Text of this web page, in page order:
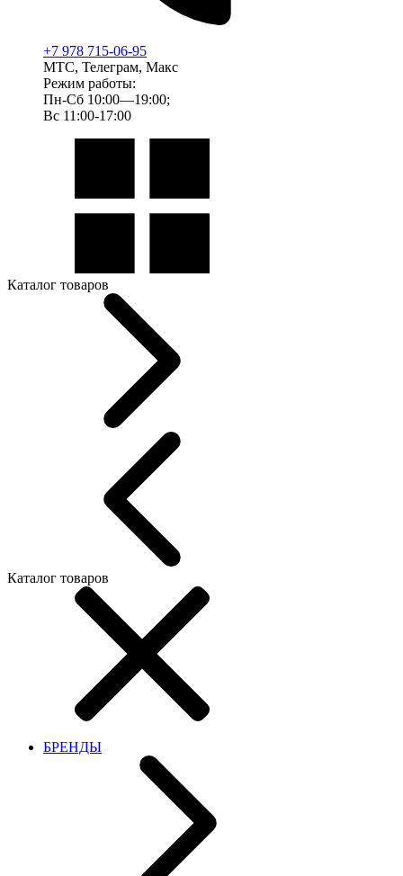
+7 978 715-06-95
МТС, Телеграм, Макс
Режим работы:
Пн-Сб 10:00—19:00;
Вс 11:00-17:00
Каталог товаров
Каталог товаров
БРЕНДЫ